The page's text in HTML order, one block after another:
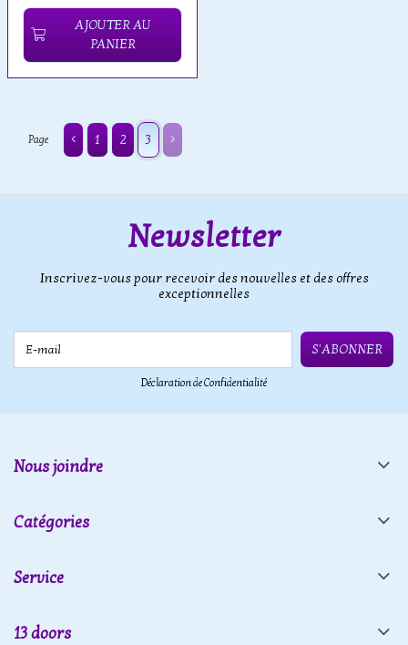
AJOUTER AU
PANIER
Page 1 2 3
Newsletter
Inscrivez-vous pour recevoir des nouvelles et des offres
exceptionnelles
S'ABONNER
Déclaration de Confidentialité
Nous joindre
Catégories
Service
13 doors